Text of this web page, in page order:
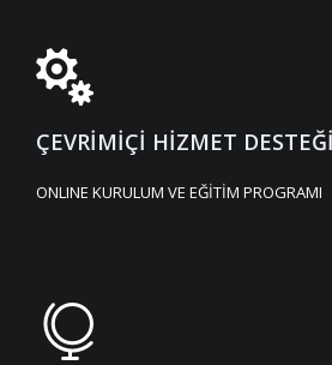
ÇEVRİMİÇİ HİZMET DESTEĞİ
ONLINE KURULUM VE EĞİTİM PROGRAMI